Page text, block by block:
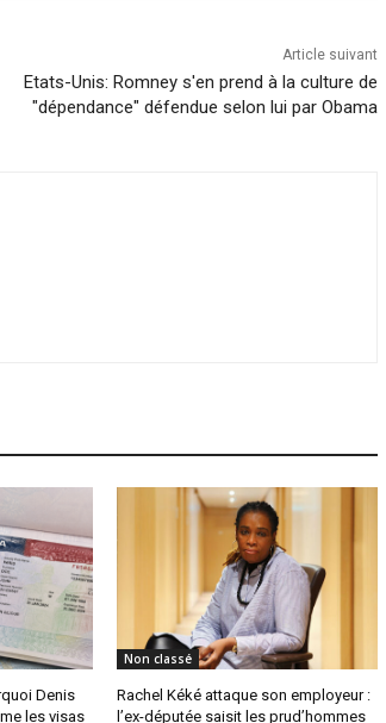
Article suivant
Etats-Unis: Romney s'en prend à la culture de
"dépendance" défendue selon lui par Obama
Denis
les visas
Non classé
Rachel Kéké attaque son employeur :
l’ex-députée saisit les prud’hommes